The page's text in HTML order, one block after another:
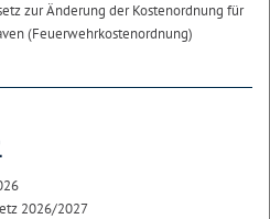
zur Änderung der Kostenordnung für
(Feuerwehrkostenordnung)
2026/2027